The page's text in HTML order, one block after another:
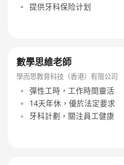
提供牙科保险计划
數學思維老師
學而思教育科技（香港）有限公司
彈性工時，工作時間靈活
14天年休，優於法定要求
牙科計劃，關注員⼯健康